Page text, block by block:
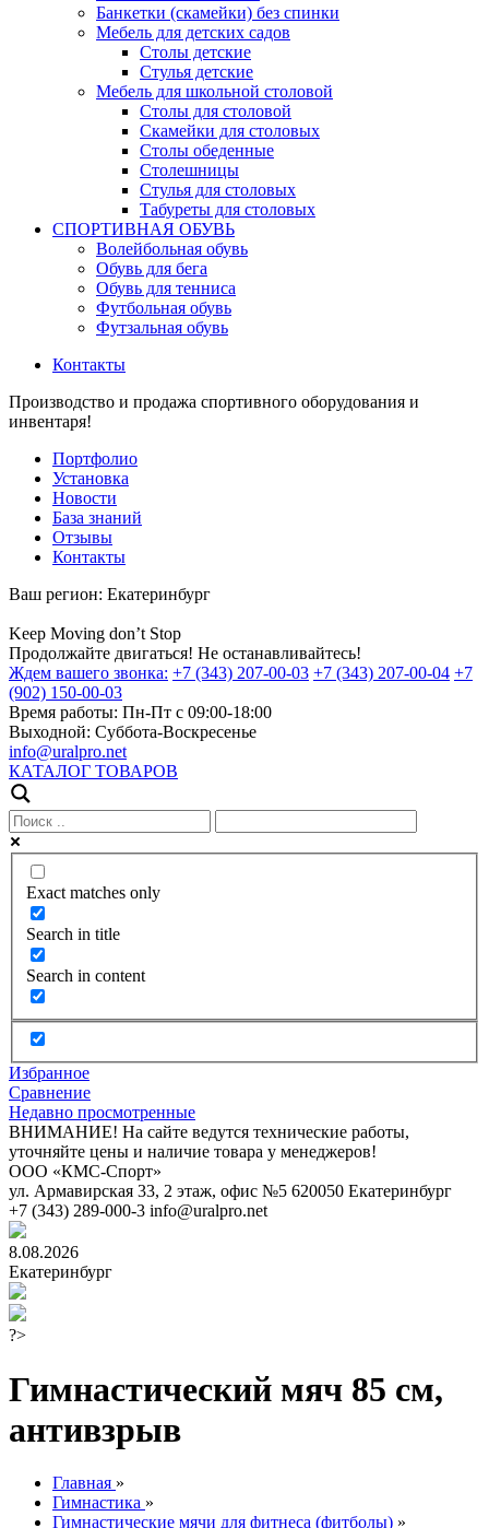
Банкетки (скамейки) без спинки
Мебель для детских садов
Столы детские
Стулья детские
Мебель для школьной столовой
Столы для столовой
Скамейки для столовых
Столы обеденные
Столешницы
Стулья для столовых
Табуреты для столовых
СПОРТИВНАЯ ОБУВЬ
Волейбольная обувь
Обувь для бега
Обувь для тенниса
Футбольная обувь
Футзальная обувь
Контакты
Производство и продажа спортивного оборудования и
инвентаря!
Портфолио
Установка
Новости
База знаний
Отзывы
Контакты
Ваш регион: Екатеринбург
Keep Moving don’t Stop
Продолжайте двигаться! Не останавливайтесь!
Ждем вашего звонка: +7 (343) 207-00-03 +7 (343) 207-00-04 +7
(902) 150-00-03
Время работы: Пн-Пт с 09:00-18:00
Выходной: Суббота-Воскресенье
info@uralpro.net
КАТАЛОГ ТОВАРОВ
Exact matches only
Search in title
Search in content
Избранное
Сравнение
Недавно просмотренные
ВНИМАНИЕ! На сайте ведутся технические работы,
уточняйте цены и наличие товара у менеджеров!
ООО «КМС-Спорт»
ул. Армавирская 33, 2 этаж, офис №5 620050 Екатеринбург
+7 (343) 289-000-3 info@uralpro.net
8.08.2026
Екатеринбург
?>
Гимнастический мяч 85 см,
антивзрыв
Главная »
Гимнастика »
Гимнастические мячи для фитнеса (фитболы) »